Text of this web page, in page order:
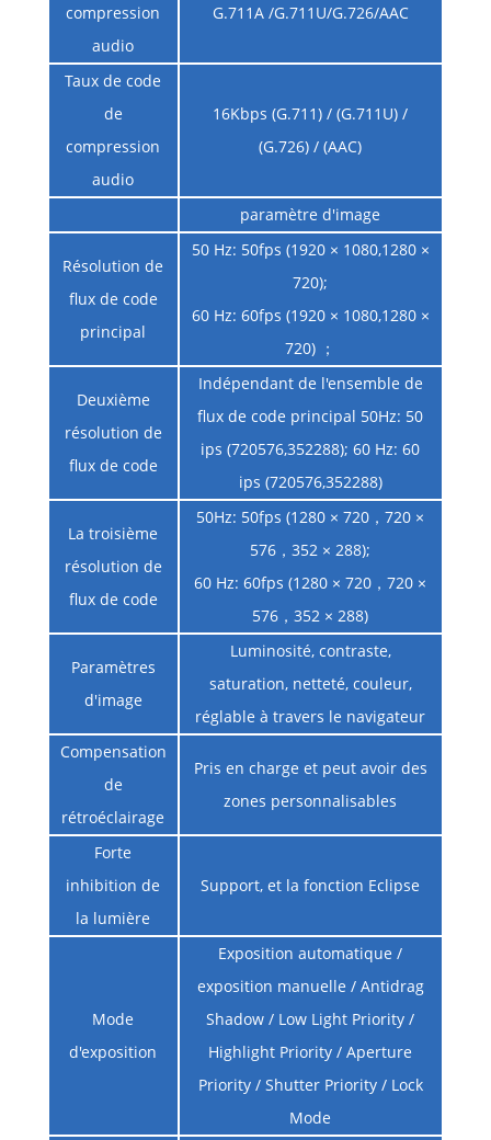
compression
audio
G.711A /G.711U/G.726/AAC
Taux de code
de
compression
audio
16Kbps (G.711) / (G.711U) /
(G.726) / (AAC)
paramètre d'image
Résolution de
flux de code
principal
50 Hz: 50fps (1920 × 1080,1280 ×
720);
60 Hz: 60fps (1920 × 1080,1280 ×
720) ；
Deuxième
résolution de
flux de code
Indépendant de l'ensemble de
flux de code principal 50Hz: 50
ips (720576,352288); 60 Hz: 60
ips (720576,352288)
La troisième
résolution de
flux de code
50Hz: 50fps (1280 × 720，720 ×
576，352 × 288);
60 Hz: 60fps (1280 × 720，720 ×
576，352 × 288)
Paramètres
d'image
Luminosité, contraste,
saturation, netteté, couleur,
réglable à travers le navigateur
Compensation
de
rétroéclairage
Pris en charge et peut avoir des
zones personnalisables
Forte
inhibition de
la lumière
Support, et la fonction Eclipse
Mode
d'exposition
Exposition automatique /
exposition manuelle / Antidrag
Shadow / Low Light Priority /
Highlight Priority / Aperture
Priority / Shutter Priority / Lock
Mode